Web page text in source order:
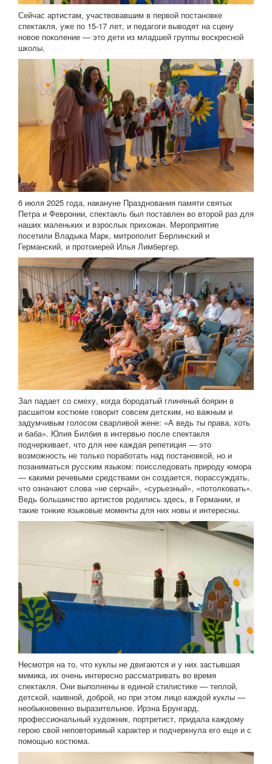
Сейчас артистам, участвовавшим в первой постановке
спектакля, уже по 15-17 лет, и педагоги выводят на сцену
новое поколение — это дети из младшей группы воскресной
школы.
6 июля 2025 года, накануне Празднования памяти святых
Петра и Февронии, спектакль был поставлен во второй раз для
наших маленьких и взрослых прихожан. Мероприятие
посетили Владыка Марк, митрополит Берлинский и
Германский, и протоиерей Илья Лимбергер.
Зал падает со смеху, когда бородатый глиняный боярин в
расшитом костюме говорит совсем детским, но важным и
задумчивым голосом сварливой жене: «А ведь ты права, хоть
и баба». Юлия Билбия в интервью после спектакля
подчеркивает, что для нее каждая репетиция — это
возможность не только поработать над постановкой, но и
позаниматься русским языком: поисследовать природу юмора
— какими речевыми средствами он создается, порассуждать,
что означают слова «не серчай», «сурьезный», «потолковать».
Ведь большинство артистов родились здесь, в Германии, и
такие тонкие языковые моменты для них новы и интересны.
Несмотря на то, что куклы не двигаются и у них застывшая
мимика, их очень интересно рассматривать во время
спектакля. Они выполнены в единой стилистике — теплой,
детской, наивной, доброй, но при этом лицо каждой куклы —
необыкновенно выразительное. Ирэна Брунгард,
профессиональный художник, портретист, придала каждому
герою свой неповторимый характер и подчеркнула его еще и с
помощью костюма.